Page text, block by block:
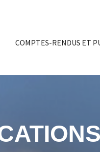
COMPTES-RENDUS ET